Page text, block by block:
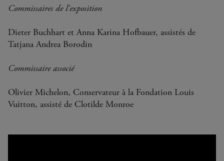
Commissaires de l'exposition
Dieter Buchhart et Anna Karina Hofbauer, assistés de
Tatjana Andrea Borodin
Commissaire associé
Olivier Michelon, Conservateur à la Fondation Louis
Vuitton, assisté de Clotilde Monroe